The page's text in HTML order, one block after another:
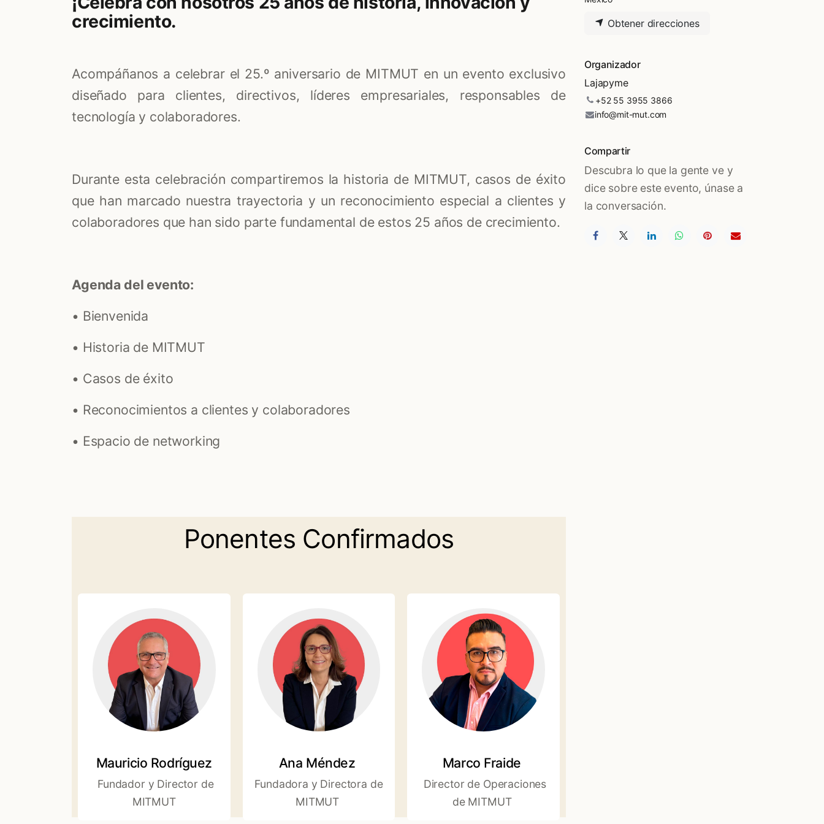
crecimiento.
Acompáñanos a celebrar el 25.º aniversario de MITMUT en un evento exclusivo
diseñado para clientes, directivos, líderes empresariales, responsables de
tecnología y colaboradores.
Durante esta celebración compartiremos la historia de MITMUT, casos de éxito
que han marcado nuestra trayectoria y un reconocimiento especial a clientes y
colaboradores que han sido parte fundamental de estos 25 años de crecimiento.
Agenda del evento:
• Bienvenida
• Historia de MITMUT
• Casos de éxito
• Reconocimientos a clientes y colaboradores
• Espacio de networking
Ponentes Confirmados
Ana Méndez
Fundadora y Directora de
MITMUT
Marco Fraide
Director de Operaciones
de MITMUT
Mauricio Rodríguez
Fundador y Director de
MITMUT
Obtener direcciones
Organizador
Lajapyme
+52 55 3955 3866
info@mit-mut.com
Compartir
Descubra lo que la gente ve y
dice sobre este evento, únase a
la conversación.